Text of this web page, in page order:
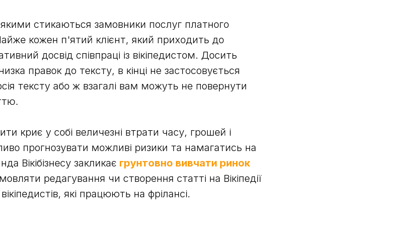
стикаються замовники послуг платного
кожен п'ятий клієнт, який приходить до
досвід співпраці із вікіпедистом. Досить
правок до тексту, в кінці не застосовується
тексту або ж взагалі вам можуть не повернути
криє у собі величезні втрати часу, грошей і
прогнозувати можливі ризики та намагатись на
Вікібізнесу закликає грунтовно вивчати ринок
редагування чи створення статті на Вікіпедії
які працюють на фрілансі.